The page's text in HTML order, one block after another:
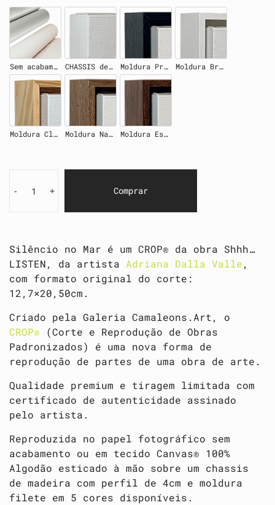
Sem acabamento CHASSIS de madeira 4cm Moldura Preta Moldura Branca
Moldura Clara Moldura Natural Moldura Escura
- + Comprar
Silêncio no Mar é um CROP® da obra Shhh…
LISTEN, da artista Adriana Dalla Valle,
com formato original do corte:
12,7×20,50cm.
Criado pela Galeria Camaleons.Art, o
CROP® (Corte e Reprodução de Obras
Padronizados) é uma nova forma de
reprodução de partes de uma obra de arte.
Qualidade premium e tiragem limitada com
certificado de autenticidade assinado
pelo artista.
Reproduzida no papel fotográfico sem
acabamento ou em tecido Canvas® 100%
Algodão esticado à mão sobre um chassis
de madeira com perfil de 4cm e moldura
filete em 5 cores disponíveis.